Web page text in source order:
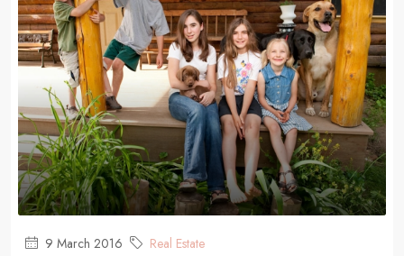
9 March 2016 Real Estate